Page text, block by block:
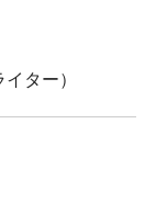
ター）